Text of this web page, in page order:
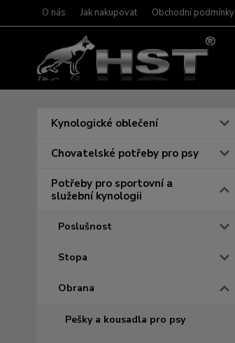
O nás Jak nakupovat Obchodní podmínky
Kynologické oblečení
Chovatelské potřeby pro psy
Potřeby pro sportovní a
služební kynologii
Poslušnost
Stopa
Obrana
Pešky a kousadla pro psy